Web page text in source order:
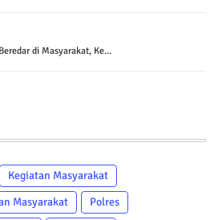
di Masyarakat, Ke...
Kegiatan Masyarakat
Masyarakat
Polres